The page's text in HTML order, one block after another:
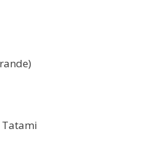
Tatami